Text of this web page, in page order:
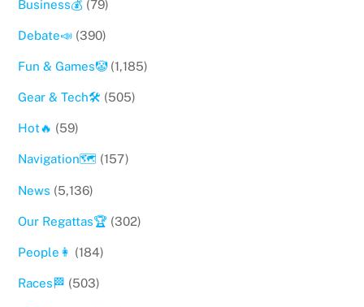
Business💰 (79)
Debate📣 (390)
Fun & Games🤡(1,185)
Gear & Tech🛠 (505)
Hot🔥 (59)
Navigation🗺 (157)
News (5,136)
Our Regattas🏆 (302)
People👩 (184)
Races🏁 (503)